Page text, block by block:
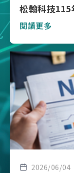
松翰科技115
閱讀更多
2026/06/04